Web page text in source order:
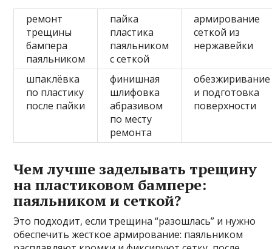
ремонт
трещины
бампера
паяльником
пайка
пластика
паяльником
с сеткой
армирование
сеткой из
нержавейки
шпаклёвка
по пластику
после пайки
финишная
шлифовка
абразивом
по месту
ремонта
обезжиривание
и подготовка
поверхности
Чем лучше заделывать трещину
на пластиковом бампере:
паяльником и сеткой?
Это подходит, если трещина “разошлась” и нужно
обеспечить жесткое армирование: паяльником